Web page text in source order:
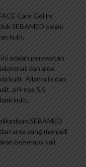
Care Gel ini
SEBAMED selalu
kulit.
adalah perawatan
dan aloe
kulit. Allantoin dan
pH-nya 5,5
kulit.
SEBAMED
area yang menjadi
beberapa kali